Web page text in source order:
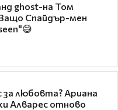
ghost-на Том
Спайдър-мен
любовта? Ариана
Алварес отново